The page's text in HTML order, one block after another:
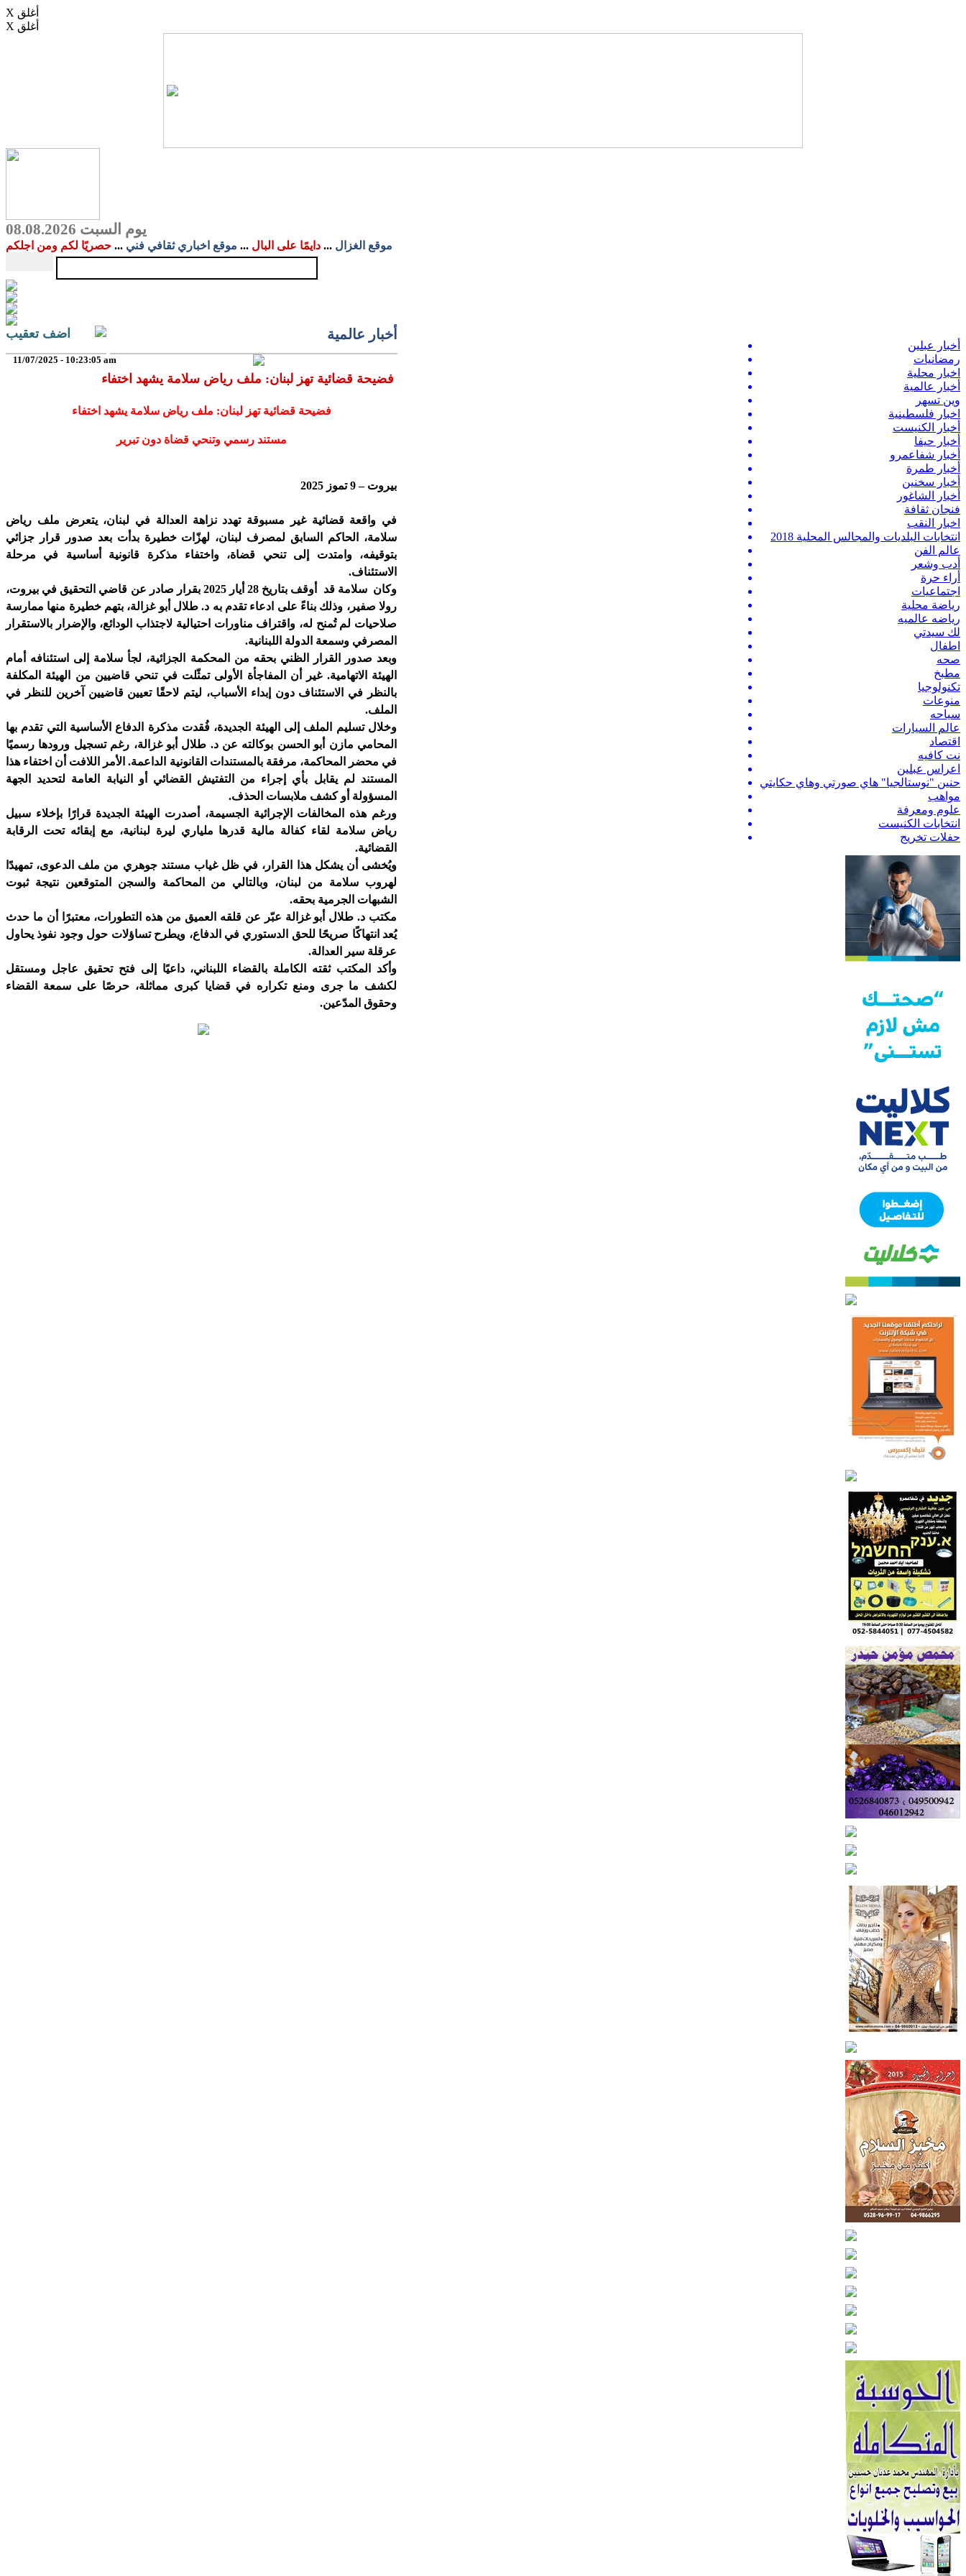
X أغلق
X أغلق
يوم السبت 08.08.2026
موقع الغزال ... دايمًا على البال ... موقع اخباري ثقافي فني ... حصريًا لكم ومن اجلكم
أخبار عبلين
رمضانيات
اخبار محلية
أخبار عالمية
وين تسهر
اخبار فلسطينية
أخبار الكنيست
أخبار حيفا
أخبار شفاعمرو
أخبار طمرة
أخبار سخنين
أخبار الشاغور
فنجان ثقافة
اخبار النقب
انتخابات البلديات والمجالس المحلية 2018
عالم الفن
أدب وشعر
أراء حرة
اجتماعيات
رياضة محلية
رياضه عالميه
لك سيدتي
اطفال
صحه
مطبخ
تكنولوجيا
منوعات
سياحه
عالم السيارات
اقتصاد
نت كافيه
اعراس عبلين
حنين "نوستالجيا" هاي صورتي وهاي حكايتي
مواهب
علوم ومعرفة
انتخابات الكنيست
حفلات تخريج
أخبار عالمية اضف تعقيب
11/07/2025 - 10:23:05 am
فضيحة قضائية تهز لبنان: ملف رياض سلامة يشهد اختفاء
فضيحة قضائية تهز لبنان: ملف رياض سلامة يشهد اختفاء
مستند رسمي وتنحي قضاة دون تبرير
بيروت – 9 تموز 2025
في واقعة قضائية غير مسبوقة تهدد نزاهة العدالة في لبنان، يتعرض ملف رياض
سلامة، الحاكم السابق لمصرف لبنان، لهزّات خطيرة بدأت بعد صدور قرار جزائي
بتوقيفه، وامتدت إلى تنحي قضاة، واختفاء مذكرة قانونية أساسية في مرحلة
الاستئناف.
وكان سلامة قد أوقف بتاريخ 28 أيار 2025 بقرار صادر عن قاضي التحقيق في بيروت،
رولا صفير، وذلك بناءً على ادعاء تقدم به د. طلال أبو غزالة، بتهم خطيرة منها ممارسة
صلاحيات لم تُمنح له، واقتراف مناورات احتيالية لاجتذاب الودائع، والإضرار بالاستقرار
المصرفي وسمعة الدولة اللبنانية.
وبعد صدور القرار الظني بحقه من المحكمة الجزائية، لجأ سلامة إلى استئنافه أمام
الهيئة الاتهامية. غير أن المفاجأة الأولى تمثّلت في تنحي قاضيين من الهيئة المكلفة
بالنظر في الاستئناف دون إبداء الأسباب، ليتم لاحقًا تعيين قاضيين آخرين للنظر في
الملف.
وخلال تسليم الملف إلى الهيئة الجديدة، فُقدت مذكرة الدفاع الأساسية التي تقدم بها
المحامي مازن أبو الحسن بوكالته عن د. طلال أبو غزالة، رغم تسجيل ورودها رسميًا
في محضر المحاكمة، مرفقة بالمستندات القانونية الداعمة. الأمر اللافت أن اختفاء هذا
المستند لم يقابل بأي إجراء من التفتيش القضائي أو النيابة العامة لتحديد الجهة
المسؤولة أو كشف ملابسات الحذف.
ورغم هذه المخالفات الإجرائية الجسيمة، أصدرت الهيئة الجديدة قرارًا بإخلاء سبيل
رياض سلامة لقاء كفالة مالية قدرها ملياري ليرة لبنانية، مع إبقائه تحت الرقابة
القضائية.
ويُخشى أن يشكل هذا القرار، في ظل غياب مستند جوهري من ملف الدعوى، تمهيدًا
لهروب سلامة من لبنان، وبالتالي من المحاكمة والسجن المتوقعين نتيجة ثبوت
الشبهات الجرمية بحقه.
مكتب د. طلال أبو غزالة عبّر عن قلقه العميق من هذه التطورات، معتبرًا أن ما حدث
يُعد انتهاكًا صريحًا للحق الدستوري في الدفاع، ويطرح تساؤلات حول وجود نفوذ يحاول
عرقلة سير العدالة.
وأكد المكتب ثقته الكاملة بالقضاء اللبناني، داعيًا إلى فتح تحقيق عاجل ومستقل
لكشف ما جرى ومنع تكراره في قضايا كبرى مماثلة، حرصًا على سمعة القضاء
وحقوق المدّعين.